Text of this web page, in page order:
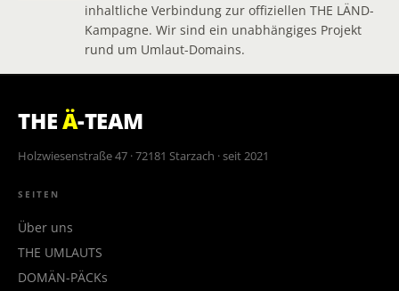
inhaltliche Verbindung zur offiziellen THE LÄND-
Kampagne. Wir sind ein unabhängiges Projekt
rund um Umlaut-Domains.
THEÄ-TEAM
Holzwiesenstraße 47 · 72181 Starzach · seit 2021
SEITEN
Über uns
THE UMLAUTS
DOMÄN-PÄCKs